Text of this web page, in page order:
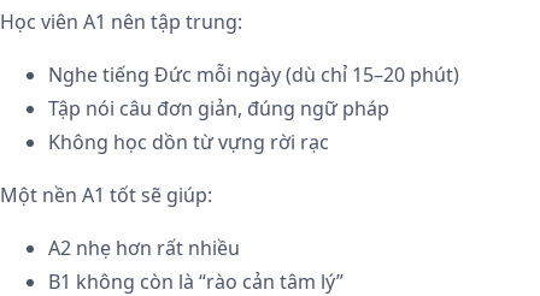
Học viên A1 nên tập trung:
Nghe tiếng Đức mỗi ngày (dù chỉ 15–20 phút)
Tập nói câu đơn giản, đúng ngữ pháp
Không học dồn từ vựng rời rạc
Một nền A1 tốt sẽ giúp:
A2 nhẹ hơn rất nhiều
B1 không còn là “rào cản tâm lý”